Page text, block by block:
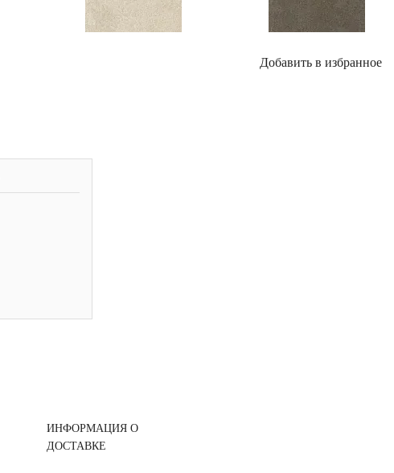
Добавить в избранное
ИНФОРМАЦИЯ О
ДОСТАВКЕ